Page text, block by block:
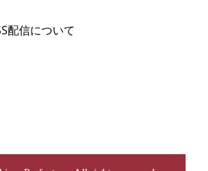
配信について